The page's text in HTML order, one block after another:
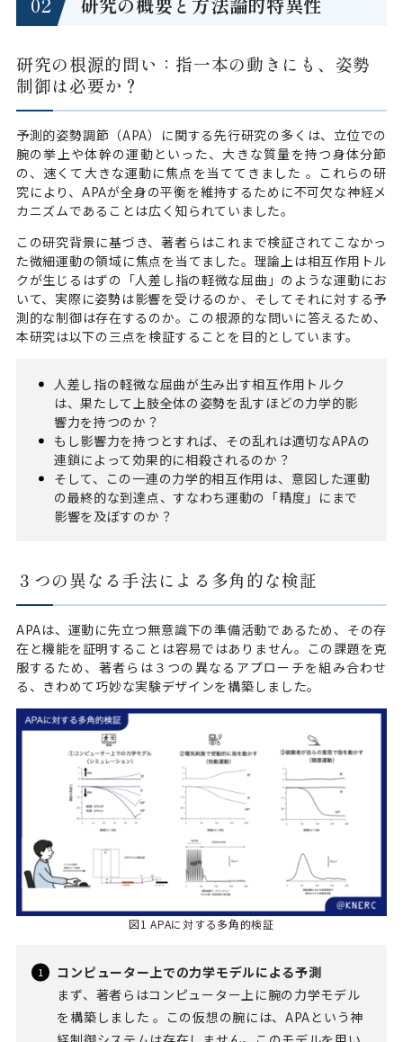
研究の根源的問い：指一本の動きにも、姿勢
制御は必要か？
予測的姿勢調節（APA）に関する先行研究の多くは、立位での
腕の挙上や体幹の運動といった、大きな質量を持つ身体分節
の、速くて大きな運動に焦点を当ててきました 。これらの研
究により、APAが全身の平衡を維持するために不可欠な神経メ
カニズムであることは広く知られていました。
この研究背景に基づき、著者らはこれまで検証されてこなかっ
た微細運動の領域に焦点を当てました。理論上は相互作用トル
クが生じるはずの「人差し指の軽微な屈曲」のような運動にお
いて、実際に姿勢は影響を受けるのか、そしてそれに対する予
測的な制御は存在するのか。この根源的な問いに答えるため、
本研究は以下の三点を検証することを目的としています。
人差し指の軽微な屈曲が生み出す相互作用トルク
は、果たして上肢全体の姿勢を乱すほどの力学的影
響力を持つのか？
もし影響力を持つとすれば、その乱れは適切なAPAの
連鎖によって効果的に相殺されるのか？
そして、この一連の力学的相互作用は、意図した運動
の最終的な到達点、すなわち運動の「精度」にまで
影響を及ぼすのか？
３つの異なる手法による多角的な検証
APAは、運動に先立つ無意識下の準備活動であるため、その存
在と機能を証明することは容易ではありません。この課題を克
服するため、著者らは３つの異なるアプローチを組み合わせ
る、きわめて巧妙な実験デザインを構築しました。
図1 APAに対する多角的検証
コンピューター上での力学モデルによる予測
まず、著者らはコンピューター上に腕の力学モデル
を構築しました 。この仮想の腕には、APAという神